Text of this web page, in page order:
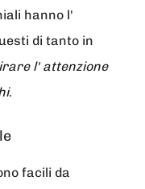
hanno l'
di tanto in
l' attenzione
.
facili da